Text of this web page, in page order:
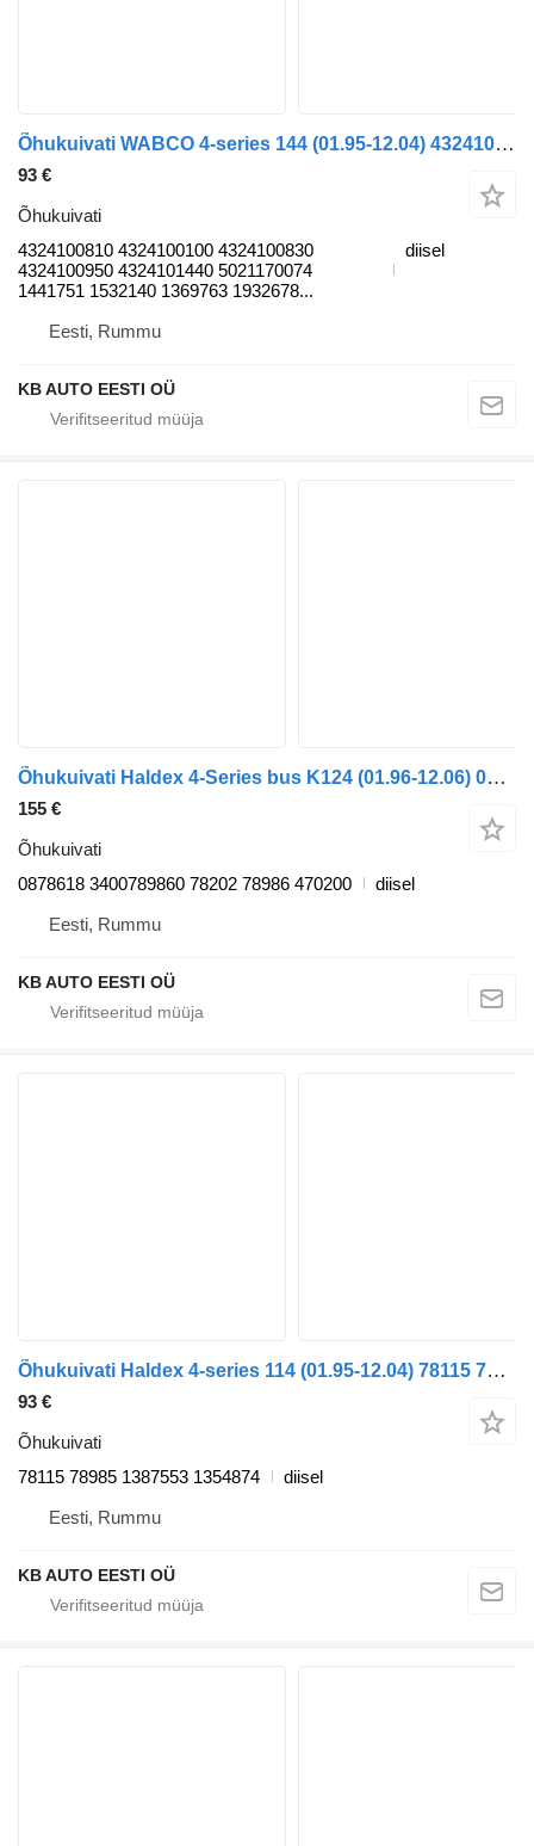
Õhukuivati WABCO 4-series 144 (01.95-12.04) 4324100810 tüübi jaoks veoauto Scania 4-series (1995-2006)
93 €
Õhukuivati
4324100810 4324100100 4324100830
4324100950 4324101440 5021170074
1441751 1532140 1369763 1932678...
diisel
Eesti, Rummu
KB AUTO EESTI OÜ
Õhukuivati Haldex 4-Series bus K124 (01.96-12.06) 0878618 tüübi jaoks bussi Scania 4-series bus (1995-2006)
155 €
Õhukuivati
0878618 3400789860 78202 78986 470200
diisel
Eesti, Rummu
KB AUTO EESTI OÜ
Õhukuivati Haldex 4-series 114 (01.95-12.04) 78115 78985 tüübi jaoks veoauto Scania 4-series (1995-2006)
93 €
Õhukuivati
78115 78985 1387553 1354874
diisel
Eesti, Rummu
KB AUTO EESTI OÜ